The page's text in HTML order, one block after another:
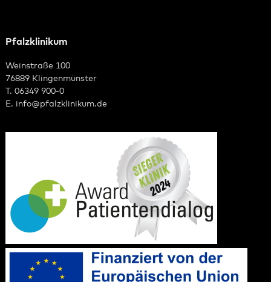
Pfalzklinikum
Weinstraße 100
76889 Klingenmünster
T. 06349 900-0
E. info@pfalzklinikum.de